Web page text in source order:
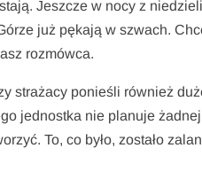
Jeszcze w nocy z
już pękają w szwach.
rozmówca.
strażacy ponieśli również
jednostka nie planuje
To, co było, zostało